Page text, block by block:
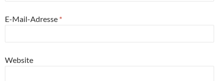
E-Mail-Adresse *
Website